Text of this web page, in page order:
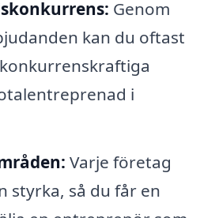
Genom
kan du oftast
i
Varje företag
styrka, så du får en